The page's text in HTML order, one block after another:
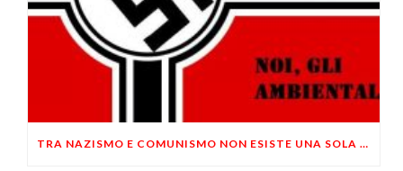
TRA NAZISMO E COMUNISMO NON ESISTE UNA SOLA DIFFERENZA